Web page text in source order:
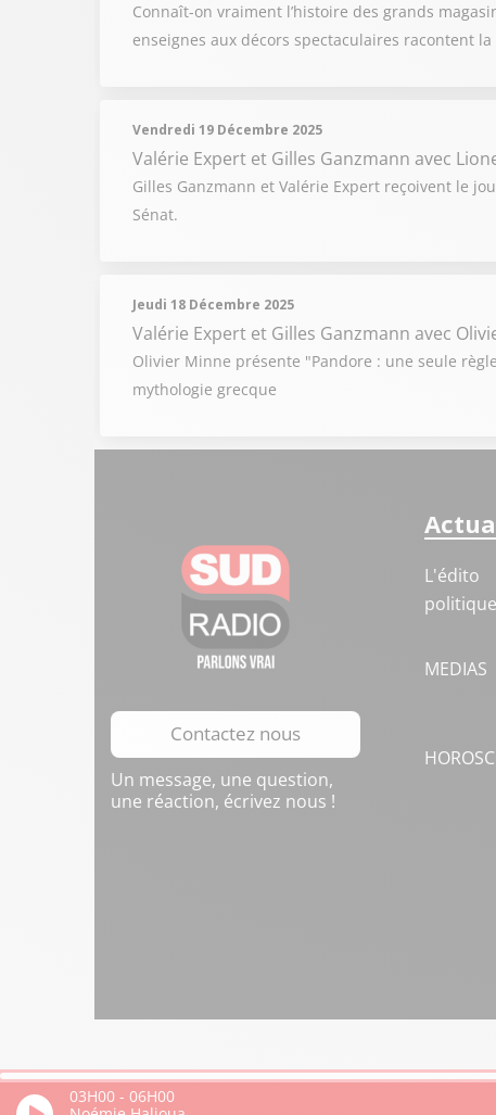
Connaît-on vraiment l’histoire des grands
enseignes aux décors spectaculaires racontent
Vendredi 19 Décembre 2025
Valérie Expert et Gilles Ganzmann avec
Gilles Ganzmann et Valérie Expert reçoivent le
Sénat.
Jeudi 18 Décembre 2025
Valérie Expert et Gilles Ganzmann avec
Olivier Minne présente "Pandore : une seule
mythologie grecque
Contactez nous
Un message, une question,
une réaction, écrivez nous !
L'édito
politique
MEDIAS
03H00 - 06H00